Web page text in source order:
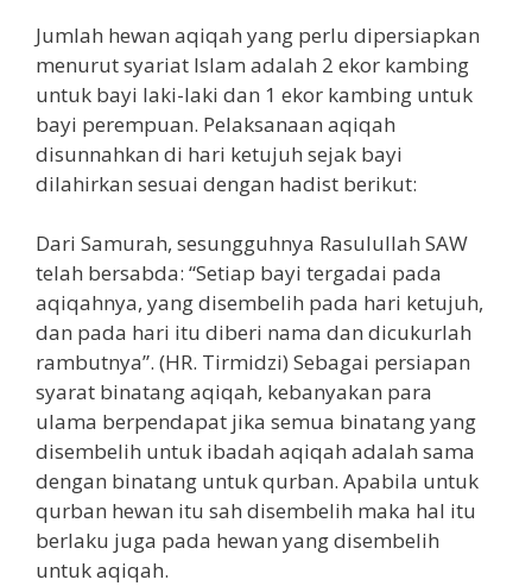
Jumlah hewan aqiqah yang perlu dipersiapkan
menurut syariat Islam adalah 2 ekor kambing
untuk bayi laki-laki dan 1 ekor kambing untuk
bayi perempuan. Pelaksanaan aqiqah
disunnahkan di hari ketujuh sejak bayi
dilahirkan sesuai dengan hadist berikut:
Dari Samurah, sesungguhnya Rasulullah SAW
telah bersabda: “Setiap bayi tergadai pada
aqiqahnya, yang disembelih pada hari ketujuh,
dan pada hari itu diberi nama dan dicukurlah
rambutnya”. (HR. Tirmidzi) Sebagai persiapan
syarat binatang aqiqah, kebanyakan para
ulama berpendapat jika semua binatang yang
disembelih untuk ibadah aqiqah adalah sama
dengan binatang untuk qurban. Apabila untuk
qurban hewan itu sah disembelih maka hal itu
berlaku juga pada hewan yang disembelih
untuk aqiqah.